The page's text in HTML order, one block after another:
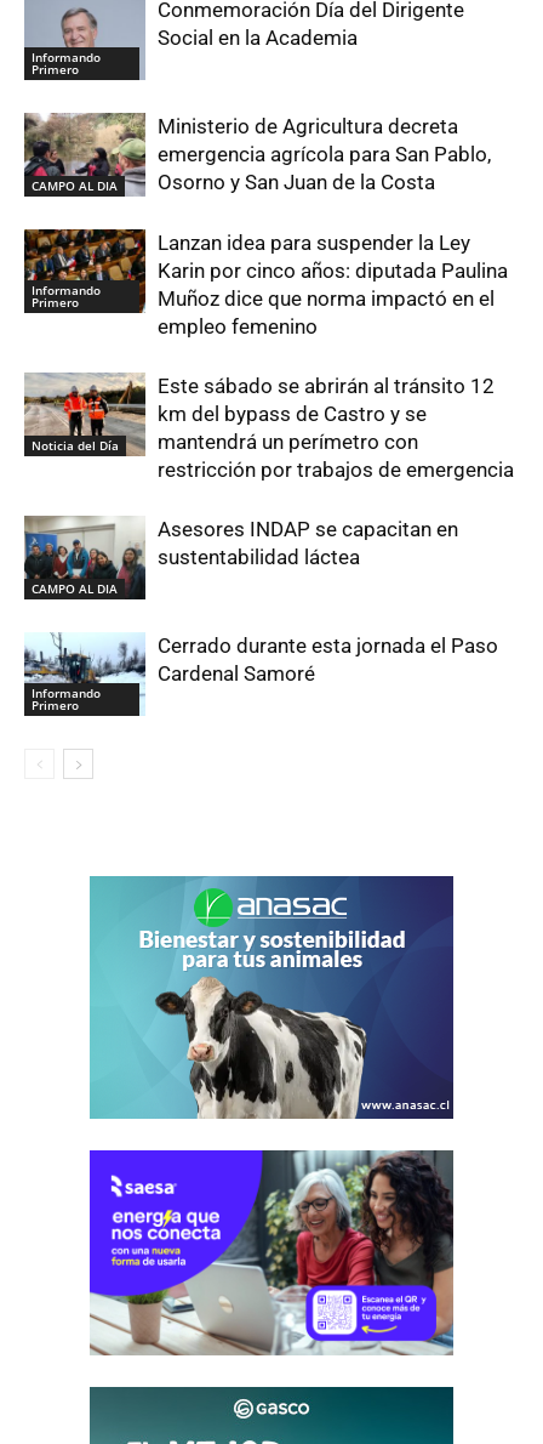
Informando
Primero
Conmemoración Día del Dirigente
Social en la Academia
CAMPO AL DIA
Ministerio de Agricultura decreta
emergencia agrícola para San Pablo,
Osorno y San Juan de la Costa
Informando
Primero
Lanzan idea para suspender la Ley
Karin por cinco años: diputada Paulina
Muñoz dice que norma impactó en el
empleo femenino
Noticia del Día
Este sábado se abrirán al tránsito 12
km del bypass de Castro y se
mantendrá un perímetro con
restricción por trabajos de emergencia
CAMPO AL DIA
Asesores INDAP se capacitan en
sustentabilidad láctea
Informando
Primero
Cerrado durante esta jornada el Paso
Cardenal Samoré